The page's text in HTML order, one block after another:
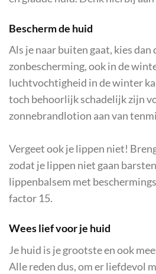
Bescherm de huid
Als je naar buiten gaat, kies dan
zonbescherming, ook in de
luchtvochtigheid in de winter
toch behoorlijk schadelijk zijn
zonnebrandlotion aan van
Vergeet ook je lippen niet!
zodat je lippen niet gaan
lippenbalsem met
factor 15.
Wees lief voor je huid
Je huid is je grootste en ook
Alle reden dus, om er liefdevol